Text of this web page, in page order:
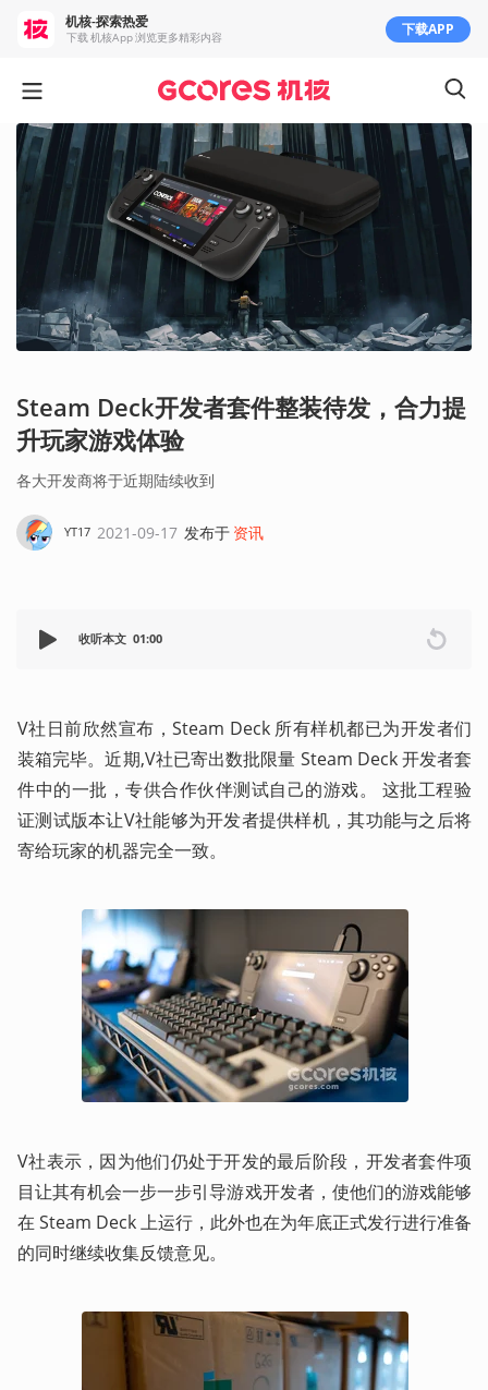
Steam Deck开发者套件整装待发，合力提
升玩家游戏体验
各大开发商将于近期陆续收到
YT17 2021-09-17 发布于 资讯
收听本文 01:00
V社日前欣然宣布，Steam Deck 所有样机都已为开发者们
装箱完毕。近期,V社已寄出数批限量 Steam Deck 开发者套
件中的一批，专供合作伙伴测试自己的游戏。 这批工程验
证测试版本让V社能够为开发者提供样机，其功能与之后将
寄给玩家的机器完全一致。
V社表示，因为他们仍处于开发的最后阶段，开发者套件项
目让其有机会一步一步引导游戏开发者，使他们的游戏能够
在 Steam Deck 上运行，此外也在为年底正式发行进行准备
的同时继续收集反馈意见。
机核-探索热爱
下载 机核App 浏览更多精彩内容 下载APP